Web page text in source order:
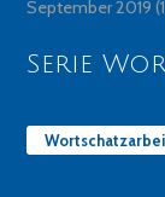
September 2019
Serie